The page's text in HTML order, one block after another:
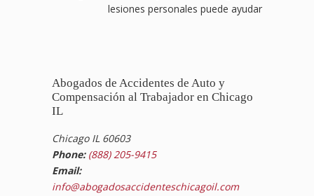
lesiones personales puede ayudar
Abogados de Accidentes de Auto y
Compensación al Trabajador en Chicago
IL
Chicago IL 60603
Phone: (888) 205-9415
Email:
info@abogadosaccidenteschicagoil.com